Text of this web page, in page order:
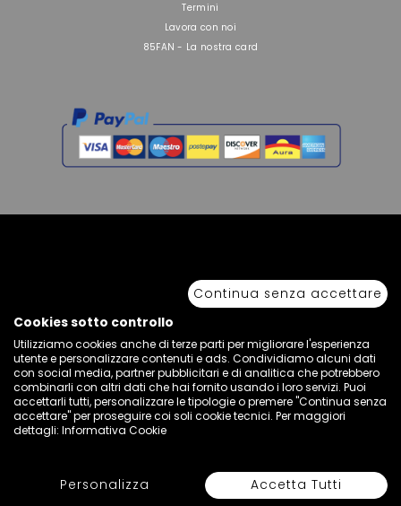
Seleziona Colore e Taglia
Termini
Lavora con noi
85FAN - La nostra card
anche parziale.
Via Piave Km 68,600 • 04100 Latina, Italia | P.IVA 01222400598 • N° REA LT -
77855
Continua senza accettare
Cookies sotto controllo
Utilizziamo cookies anche di terze parti per migliorare l'esperienza
utente e personalizzare contenuti e ads. Condividiamo alcuni dati
con social media, partner pubblicitari e di analitica che potrebbero
combinarli con altri dati che hai fornito usando i loro servizi. Puoi
accettarli tutti, personalizzare le tipologie o premere "Continua senza
accettare" per proseguire coi soli cookie tecnici. Per maggiori
dettagli: Informativa Cookie
Personalizza Accetta Tutti